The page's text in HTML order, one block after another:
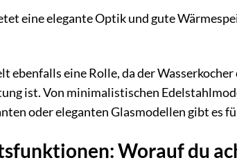
eine elegante Optik und gute
ebenfalls eine Rolle, da der
ist. Von minimalistischen
oder eleganten Glasmodellen gibt es
Worauf du